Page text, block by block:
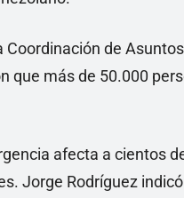
de
que más de 50.000
afecta a cientos
Jorge Rodríguez